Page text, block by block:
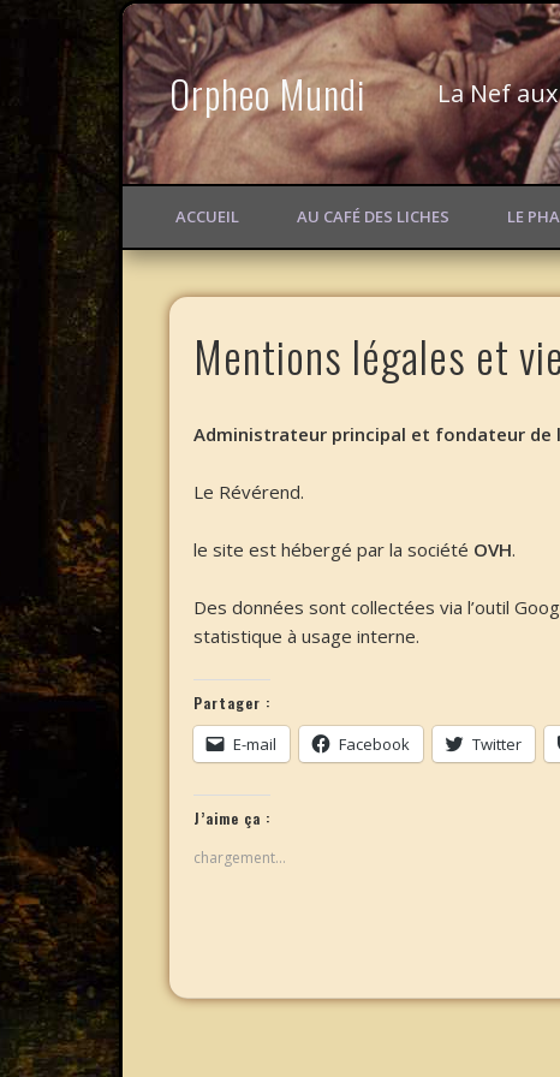
Orpheo Mundi La Nef
ACCUEIL AU CAFÉ DES LICHES LE
Mentions légales et
Administrateur principal et fondateur de
Le Révérend.
le site est hébergé par la société OVH.
Des données sont collectées via l’outil
statistique à usage interne.
Partager :
E-mail Facebook Twitter
J’aime ça :
chargement…